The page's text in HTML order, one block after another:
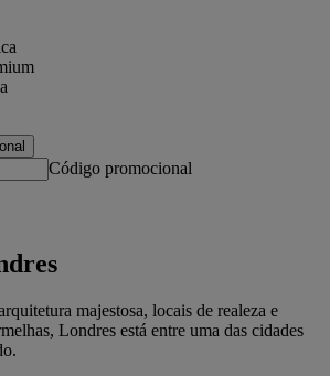
Código promocional
majestosa, locais de realeza e
Londres está entre uma das cidades